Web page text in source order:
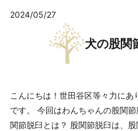
2024/05/27
犬の股関
こんにちは！世田谷区等々力に
です。 今回はわんちゃんの股関
関節脱臼とは？ 股関節脱臼は、